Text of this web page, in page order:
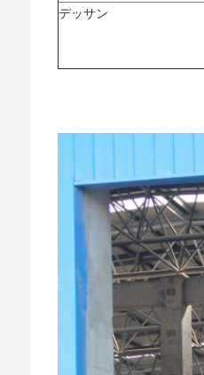
デッサン